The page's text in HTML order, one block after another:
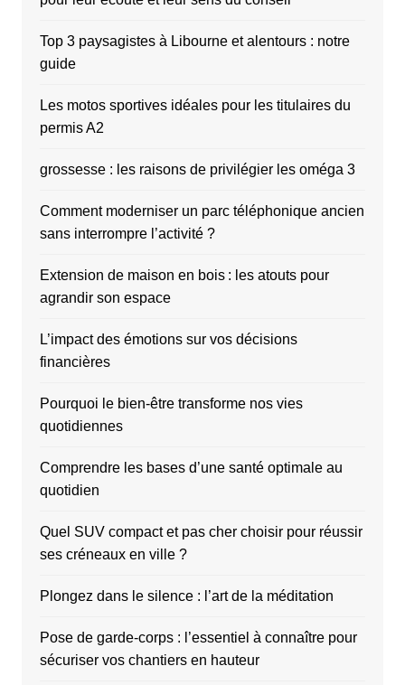
Top 3 paysagistes à Libourne et alentours : notre
guide
Les motos sportives idéales pour les titulaires du
permis A2
grossesse : les raisons de privilégier les oméga 3
Comment moderniser un parc téléphonique ancien
sans interrompre l’activité ?
Extension de maison en bois : les atouts pour
agrandir son espace
L’impact des émotions sur vos décisions
financières
Pourquoi le bien-être transforme nos vies
quotidiennes
Comprendre les bases d’une santé optimale au
quotidien
Quel SUV compact et pas cher choisir pour réussir
ses créneaux en ville ?
Plongez dans le silence : l’art de la méditation
Pose de garde-corps : l’essentiel à connaître pour
sécuriser vos chantiers en hauteur